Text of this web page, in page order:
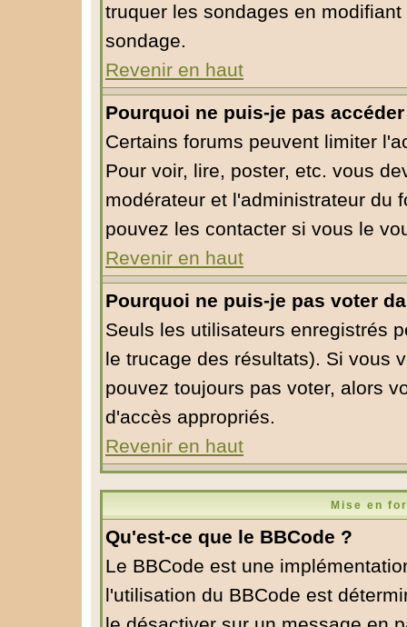
truquer les sondages en
sondage.
Revenir en haut
Pourquoi ne puis-je pas
Certains forums peuvent limiter
Pour voir, lire, poster, etc. vous
modérateur et l'administrateur du
pouvez les contacter si vous le
Revenir en haut
Pourquoi ne puis-je pas voter
Seuls les utilisateurs enregistrés
le trucage des résultats). Si vous
pouvez toujours pas voter, alors
d'accès appropriés.
Revenir en haut
Mise en
Qu'est-ce que le BBCode ?
Le BBCode est une
l'utilisation du BBCode est